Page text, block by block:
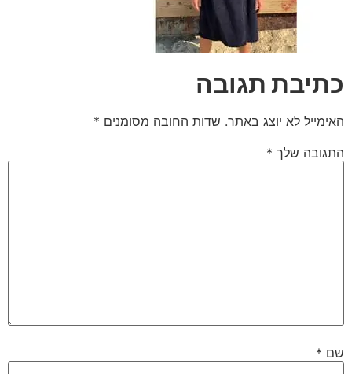
כתיבת תגובה
האימייל לא יוצג באתר. שדות החובה מסומנים *
התגובה שלך *
שם *